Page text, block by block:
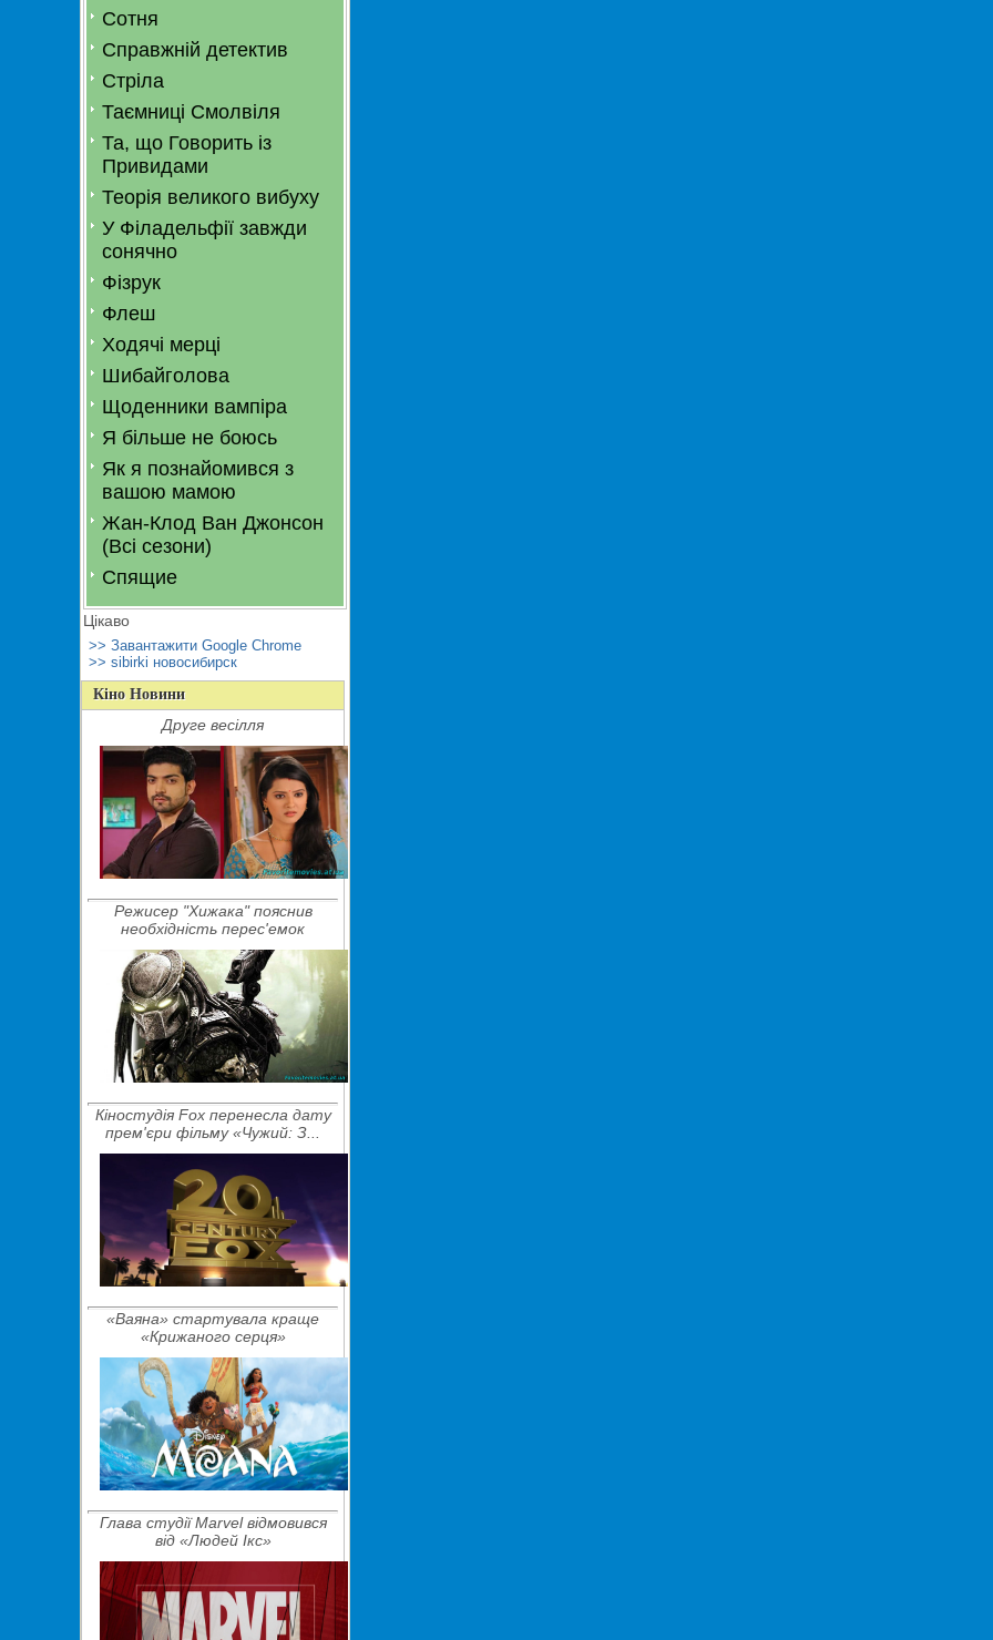
Сотня
Справжній детектив
Стріла
Таємниці Смолвіля
Та, що Говорить із
Привидами
Теорія великого вибуху
У Філадельфії завжди
сонячно
Фізрук
Флеш
Ходячі мерці
Шибайголова
Щоденники вампіра
Я більше не боюсь
Як я познайомився з
вашою мамою
Жан-Клод Ван Джонсон
(Всі сезони)
Спящие
Цікаво
>> Завантажити Google Chrome
>> sibirki новосибирск
Кіно Новини
Друге весілля
Режисер "Хижака" пояснив
необхідність перес'емок
Кіностудія Fox перенесла дату
прем'єри фільму «Чужий: З...
«Ваяна» стартувала краще
«Крижаного серця»
Глава студії Marvel відмовився
від «Людей Ікс»